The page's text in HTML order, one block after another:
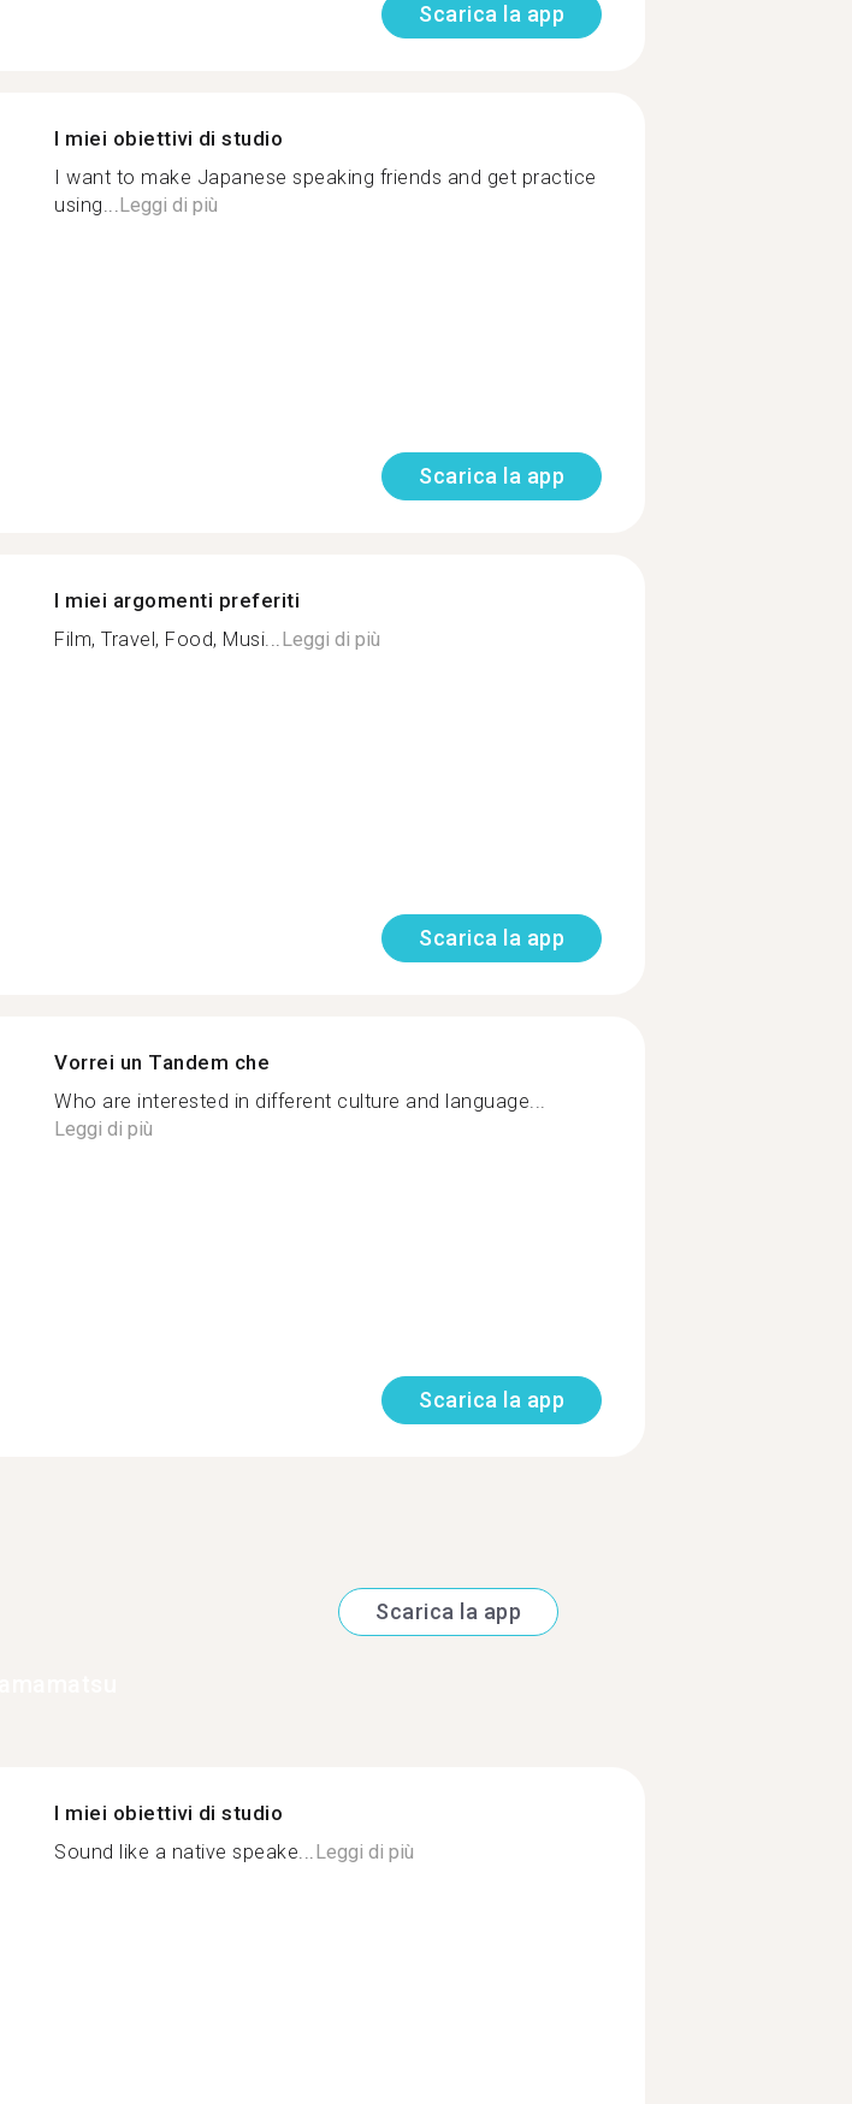
Scarica la app
I miei obiettivi di studio
I want to make Japanese speaking friends and get practice
using...Leggi di più
Scarica la app
I miei argomenti preferiti
Film, Travel, Food, Musi...Leggi di più
Scarica la app
Vorrei un Tandem che
Who are interested in different culture and language...
Leggi di più
Scarica la app
Scarica la app
I miei obiettivi di studio
Sound like a native speake... Leggi di più